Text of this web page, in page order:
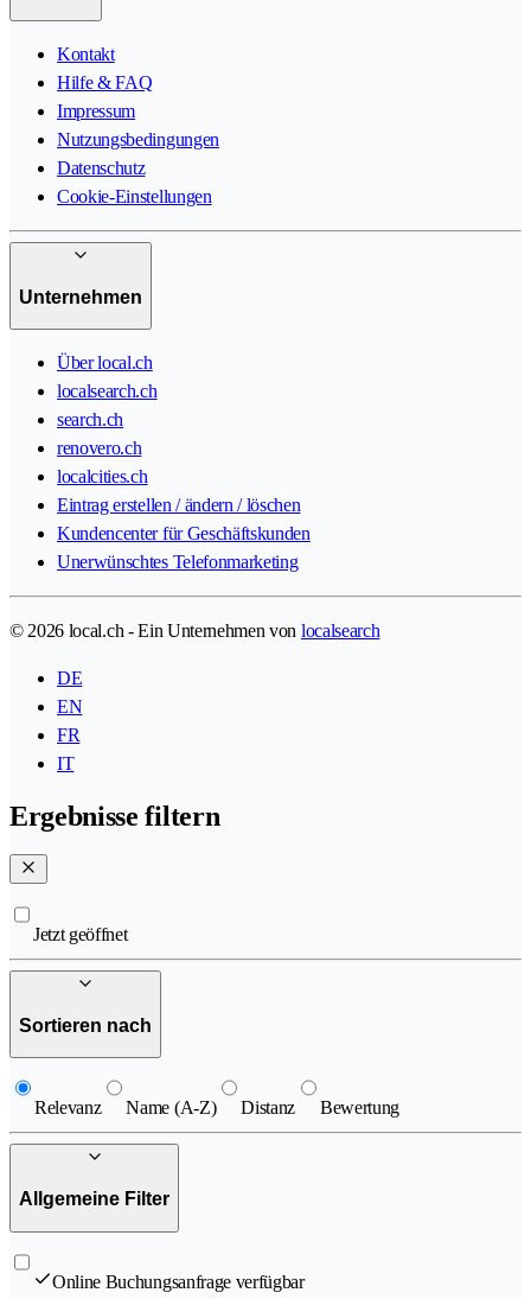
Kontakt
Hilfe & FAQ
Impressum
Nutzungsbedingungen
Datenschutz
Cookie-Einstellungen
Unternehmen
Über local.ch
localsearch.ch
search.ch
renovero.ch
localcities.ch
Eintrag erstellen / ändern / löschen
Kundencenter für Geschäftskunden
Unerwünschtes Telefonmarketing
© 2026 local.ch - Ein Unternehmen von localsearch
DE
EN
FR
IT
Ergebnisse filtern
Jetzt geöffnet
Sortieren nach
Relevanz Name (A-Z) Distanz Bewertung
Allgemeine Filter
Online Buchungsanfrage verfügbar